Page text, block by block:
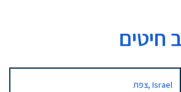
חיטים
צפת, Israel